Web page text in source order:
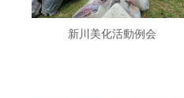
新川美化活動例会